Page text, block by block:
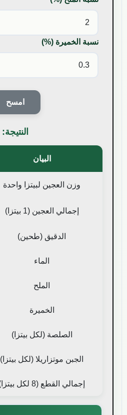
نسبة الخميرة (%)
امسح
النتيجة:
البيان
وزن العجين لبيتزا واحدة
إجمالي العجين (1 بيتزا)
الدقيق (طحين)
الماء
الملح
الخميرة
الصلصة (لكل بيتزا)
الجبن موتزاريلا (لكل بيتزا)
إجمالي القطع (8 لكل بيتزا)